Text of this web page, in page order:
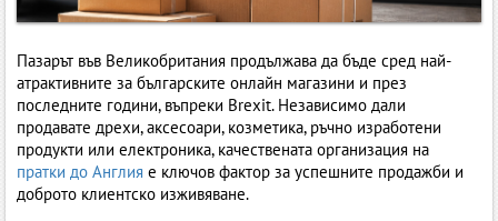
Пазарът във Великобритания продължава да бъде сред най-
атрактивните за българските онлайн магазини и през
последните години, въпреки Brexit. Независимо дали
продавате дрехи, аксесоари, козметика, ръчно изработени
продукти или електроника, качествената организация на
пратки до Англия е ключов фактор за успешните продажби и
доброто клиентско изживяване.